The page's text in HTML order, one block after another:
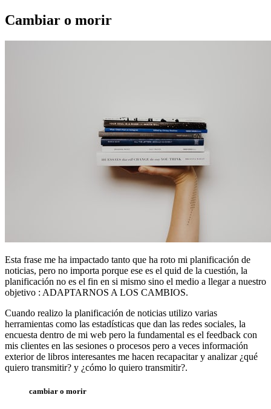
Cambiar o morir
Esta frase me ha impactado tanto que ha roto mi planificación de
noticias, pero no importa porque ese es el quid de la cuestión, la
planificación no es el fin en si mismo sino el medio a llegar a nuestro
objetivo : ADAPTARNOS A LOS CAMBIOS.
Cuando realizo la planificación de noticias utilizo varias
herramientas como las estadísticas que dan las redes sociales, la
encuesta dentro de mi web pero la fundamental es el feedback con
mis clientes en las sesiones o procesos pero a veces información
exterior de libros interesantes me hacen recapacitar y analizar ¿qué
quiero transmitir? y ¿cómo lo quiero transmitir?.
cambiar o morir